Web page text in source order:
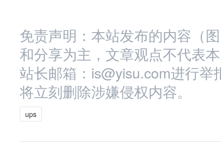
免责声明：本站发布的内容（
和分享为主，文章观点不代表
站长邮箱：is@yisu.com进行
将立刻删除涉嫌侵权内容。
ups